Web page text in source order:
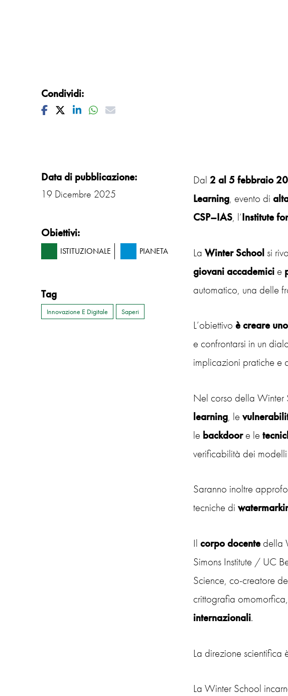
Condividi:
Facebook
TwitterLinkedinWhatsapp
Mail
Data di pubblicazione:
19 Dicembre 2025
Obiettivi:
ISTITUZIONALE PIANETA
Tag
Innovazione E Digitale Saperi
Dal 2 al 5 febbraio
Learning, evento di
CSP–IAS, l’Institute
La Winter Schoolsi
giovani accademicie
automatico, una delle
L’obiettivo è creare
e confrontarsi in un
implicazioni pratiche e
Nel corso della Winter
learning, le
le backdoore le
verificabilità dei
Saranno inoltre
tecniche di
Il corpo docentedella
Simons Institute / UC
Science, co-creatore
crittografia
internazionali.
La direzione scientifica
La Winter School